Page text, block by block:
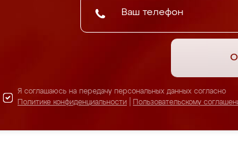
Я соглашаюсь на передачу персональных данных согласно
Политике конфиденциальности
Пользовательскому